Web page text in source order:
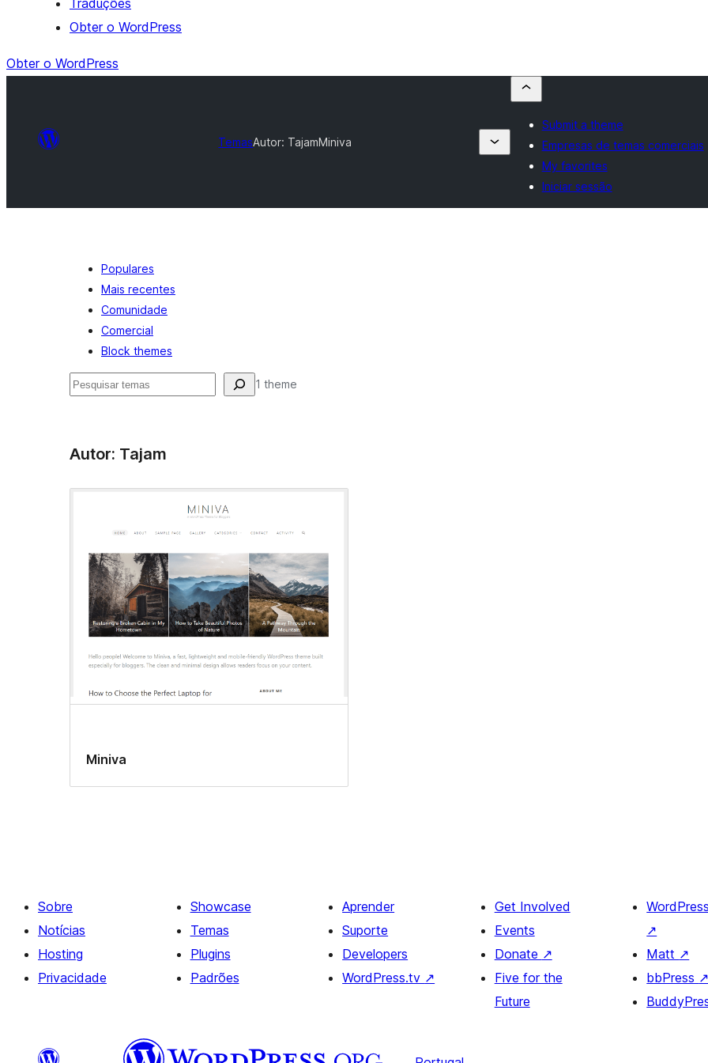
Traduções
Obter o WordPress
Obter o WordPress
TemasAutor: TajamMiniva
Submit a theme
Empresas de temas comerciais
My favorites
Iniciar sessão
Populares
Mais recentes
Comunidade
Comercial
Block themes
Pesquisar 1 theme
Autor: Tajam
Miniva
Sobre
Notícias
Hosting
Privacidade
Showcase
Temas
Plugins
Padrões
Aprender
Suporte
Developers
WordPress.tv ↗
Get Involved
Events
Donate ↗
Five for the
Future
↗
Matt ↗
bbPress ↗